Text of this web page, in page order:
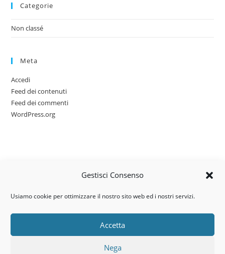
Gestisci Consenso
Usiamo cookie per ottimizzare il nostro sito web ed i nostri servizi.
Accetta
Nega
Categorie
Non classé
Meta
Accedi
Feed dei contenuti
Feed dei commenti
WordPress.org
Via dell’artigianato, 14 – 31030